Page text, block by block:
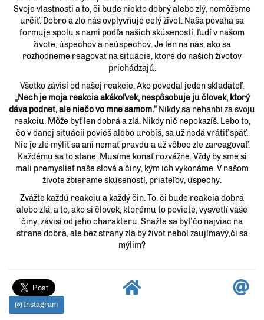
Svoje vlastnosti a to, či bude niekto dobrý alebo zlý, nemôžeme
určiť. Dobro a zlo nás ovplyvňuje celý život. Naša povaha sa
formuje spolu s nami podľa našich skúseností, ľudí v našom
živote, úspechov a neúspechov. Je len na nás, ako sa
rozhodneme reagovať na situácie, ktoré do našich životov
prichádzajú.
Všetko závisí od našej reakcie. Ako povedal jeden skladateľ:
„Nech je moja reakcia akákoľvek, nespôsobuje ju človek, ktorý
dáva podnet, ale niečo vo mne samom." Nikdy sa nehanbi za svoju
reakciu. Môže byť len dobrá a zlá. Nikdy nič nepokazíš. Lebo to,
čo v danej situácii povieš alebo urobíš, sa už nedá vrátiť späť.
Nie je zlé mýliť sa ani nemať pravdu a už vôbec zle zareagovať.
Každému sa to stane. Musíme konať rozvážne. Vždy by sme si
mali premyslieť naše slová a činy, kým ich vykonáme. V našom
živote zbierame skúseností, priateľov, úspechy.
Zvážte každú reakciu a každý čin. To, či bude reakcia dobrá
alebo zlá, a to, ako si človek, ktorému to poviete, vysvetlí vaše
činy, závisí od jeho charakteru. Snažte sa byť čo najviac na
strane dobra, ale bez strany zla by život nebol zaujímavý,či sa
mýlim?
Instagram